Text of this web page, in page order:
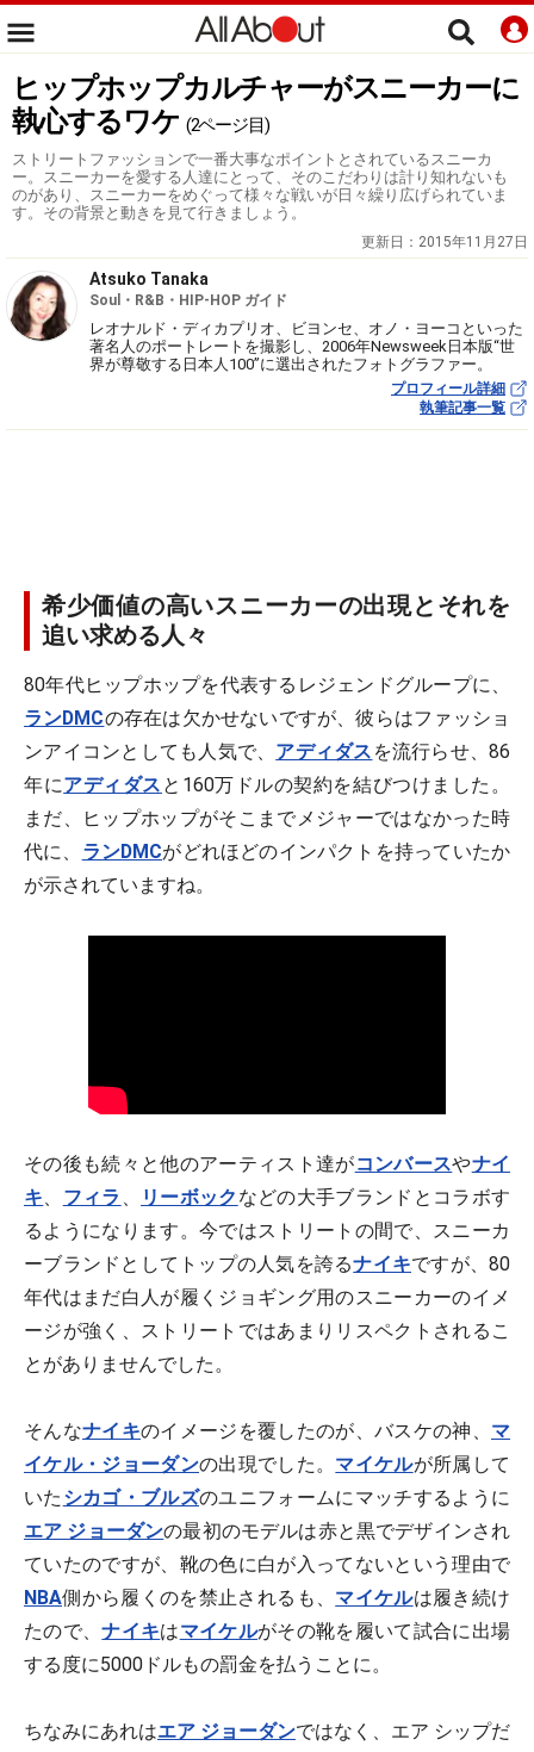
ヒップホップカルチャーがスニーカーに
執心するワケ (2ページ目)
ストリートファッションで一番大事なポイントとされているスニーカ
ー。スニーカーを愛する人達にとって、そのこだわりは計り知れないも
のがあり、スニーカーをめぐって様々な戦いが日々繰り広げられていま
す。その背景と動きを見て行きましょう。
更新日： 2015年11月27日
Atsuko Tanaka
Soul・R&B・HIP-HOP ガイド
レオナルド・ディカプリオ、ビヨンセ、オノ・ヨーコといった
著名人のポートレートを撮影し、2006年Newsweek日本版“世
界が尊敬する日本人100”に選出されたフォトグラファー。
プロフィール詳細
執筆記事一覧
希少価値の高いスニーカーの出現とそれを
追い求める人々
80年代ヒップホップを代表するレジェンドグループに、
ランDMCの存在は欠かせないですが、彼らはファッショ
ンアイコンとしても人気で、 アディダス を流行らせ、86
年にアディダス と160万ドルの契約を結びつけました。
まだ、ヒップホップがそこまでメジャーではなかった時
代に、 ランDMCがどれほどのインパクトを持っていたか
が示されていますね。
その後も続々と他のアーティスト達がコンバースやナイ
キ、 フィラ 、 リーボック などの大手ブランドとコラボす
るようになります。今ではストリートの間で、スニーカ
ーブランドとしてトップの人気を誇るナイキですが、80
年代はまだ白人が履くジョギング用のスニーカーのイメ
ージが強く、ストリートではあまりリスペクトされるこ
とがありませんでした。
そんなナイキのイメージを覆したのが、バスケの神、 マ
イケル・ジョーダンの出現でした。 マイケルが所属して
いた シカゴ・ブルズのユニフォームにマッチするように
エア ジョーダンの最初のモデルは赤と黒でデザインされ
ていたのですが、靴の色に白が入ってないという理由で
NBA側から履くのを禁止されるも、 マイケルは履き続け
たので、ナイキはマイケルがその靴を履いて試合に出場
する度に5000ドルもの罰金を払うことに。
ちなみにあれはエア ジョーダンではなく、エア シップだ